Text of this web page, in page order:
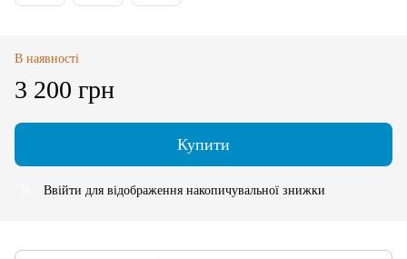
В наявності
3 200 грн
Купити
Ввійти для відображення накопичувальної знижки